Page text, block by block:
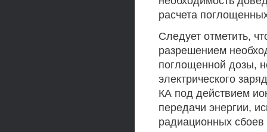
расчета
Следует отметить,
разрешением
поглощенной дозы,
электрического
КА под действием
передачи энергии,
радиационных сбоев